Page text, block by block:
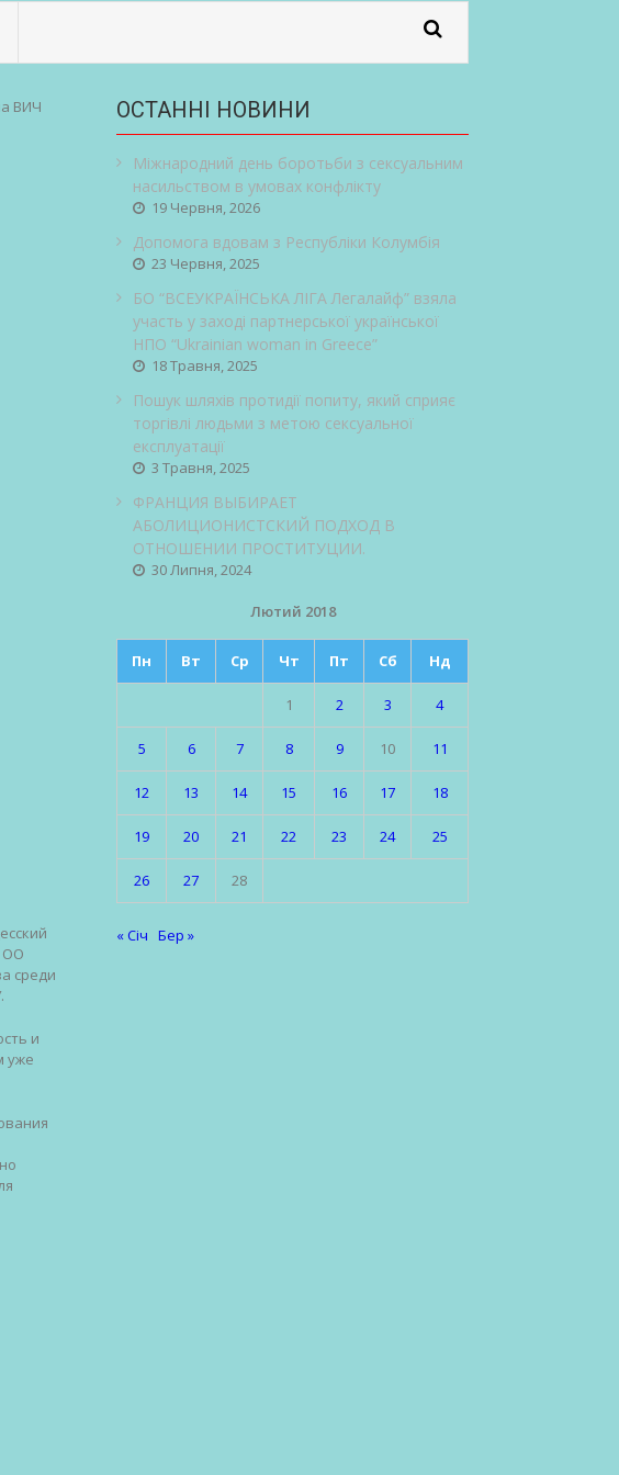
ВИЧ
ОО
среди
и
уже
ОСТАННІ НОВИНИ
Міжнародний день боротьби з сексуальним
насильством в умовах конфлікту
19 Червня, 2026
Допомога вдовам з Республіки Колумбія
23 Червня, 2025
БО “ВСЕУКРАЇНСЬКА ЛІГА Легалайф” взяла
участь у заході партнерської української
НПО “Ukrainian woman in Greece”
18 Травня, 2025
Пошук шляхів протидії попиту, який сприяє
торгівлі людьми з метою сексуальної
експлуатації
3 Травня, 2025
ФРАНЦИЯ ВЫБИРАЕТ
АБОЛИЦИОНИСТСКИЙ ПОДХОД В
ОТНОШЕНИИ ПРОСТИТУЦИИ.
30 Липня, 2024
Лютий 2018
Пн Вт Ср Чт Пт Сб Нд
1 2 3 4
5 6 7 8 9 10 11
12 13 14 15 16 17 18
19 20 21 22 23 24 25
26 27 28
« Січ Бер »